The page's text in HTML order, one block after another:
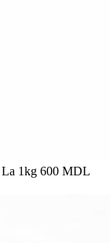
La 1kg 600 MDL